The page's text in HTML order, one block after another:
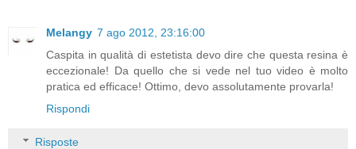
Melangy 7 ago 2012, 23:16:00
Caspita in qualità di estetista devo dire che questa resina è
eccezionale! Da quello che si vede nel tuo video è molto
pratica ed efficace! Ottimo, devo assolutamente provarla!
Rispondi
Risposte